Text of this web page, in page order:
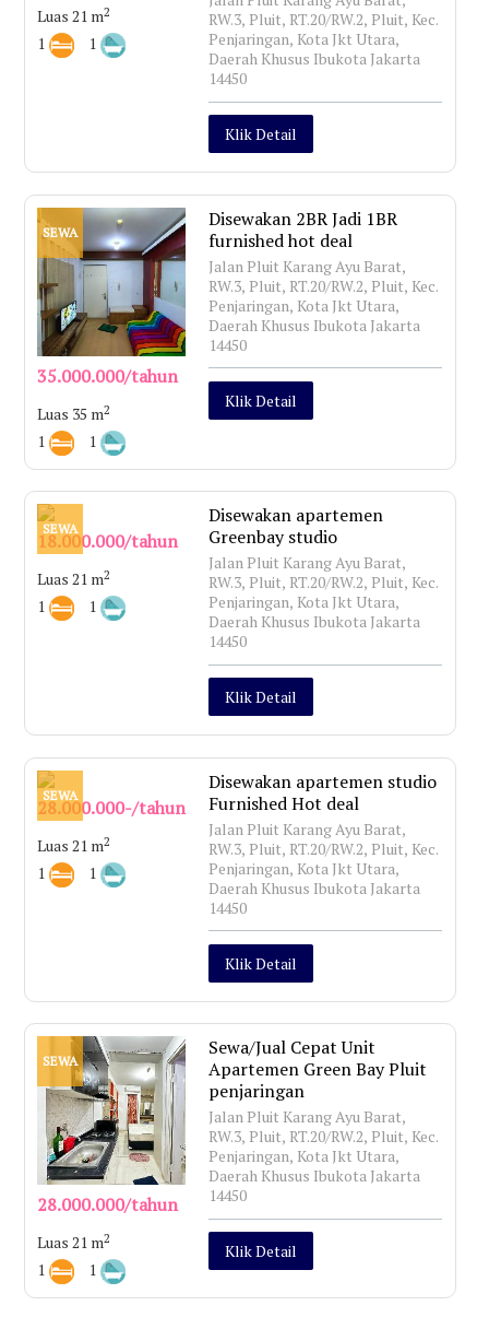
Luas 21 m2
1 1
RW.3, Pluit, RT.20/RW.2, Pluit, Kec.
Penjaringan, Kota Jkt Utara,
Daerah Khusus Ibukota Jakarta
14450
Klik Detail
SEWA
35.000.000/tahun
Luas 35 m2
1 1
Disewakan 2BR Jadi 1BR
furnished hot deal
Jalan Pluit Karang Ayu Barat,
RW.3, Pluit, RT.20/RW.2, Pluit, Kec.
Penjaringan, Kota Jkt Utara,
Daerah Khusus Ibukota Jakarta
14450
Klik Detail
SEWA
18.000.000/tahun
Luas 21 m2
1 1
Disewakan apartemen
Greenbay studio
Jalan Pluit Karang Ayu Barat,
RW.3, Pluit, RT.20/RW.2, Pluit, Kec.
Penjaringan, Kota Jkt Utara,
Daerah Khusus Ibukota Jakarta
14450
Klik Detail
SEWA
28.000.000-/tahun
Luas 21 m2
1 1
Disewakan apartemen studio
Furnished Hot deal
Jalan Pluit Karang Ayu Barat,
RW.3, Pluit, RT.20/RW.2, Pluit, Kec.
Penjaringan, Kota Jkt Utara,
Daerah Khusus Ibukota Jakarta
14450
Klik Detail
SEWA
28.000.000/tahun
Luas 21 m2
1 1
Sewa/Jual Cepat Unit
Apartemen Green Bay Pluit
penjaringan
Jalan Pluit Karang Ayu Barat,
RW.3, Pluit, RT.20/RW.2, Pluit, Kec.
Penjaringan, Kota Jkt Utara,
Daerah Khusus Ibukota Jakarta
14450
Klik Detail